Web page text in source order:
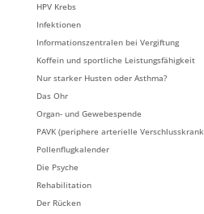
HPV Krebs
Infektionen
Informationszentralen bei Vergiftung
Koffein und sportliche Leistungsfähigkeit
Nur starker Husten oder Asthma?
Das Ohr
Organ- und Gewebespende
PAVK (periphere arterielle
Pollenflugkalender
Die Psyche
Rehabilitation
Der Rücken